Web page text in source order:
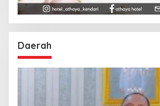
Daerah